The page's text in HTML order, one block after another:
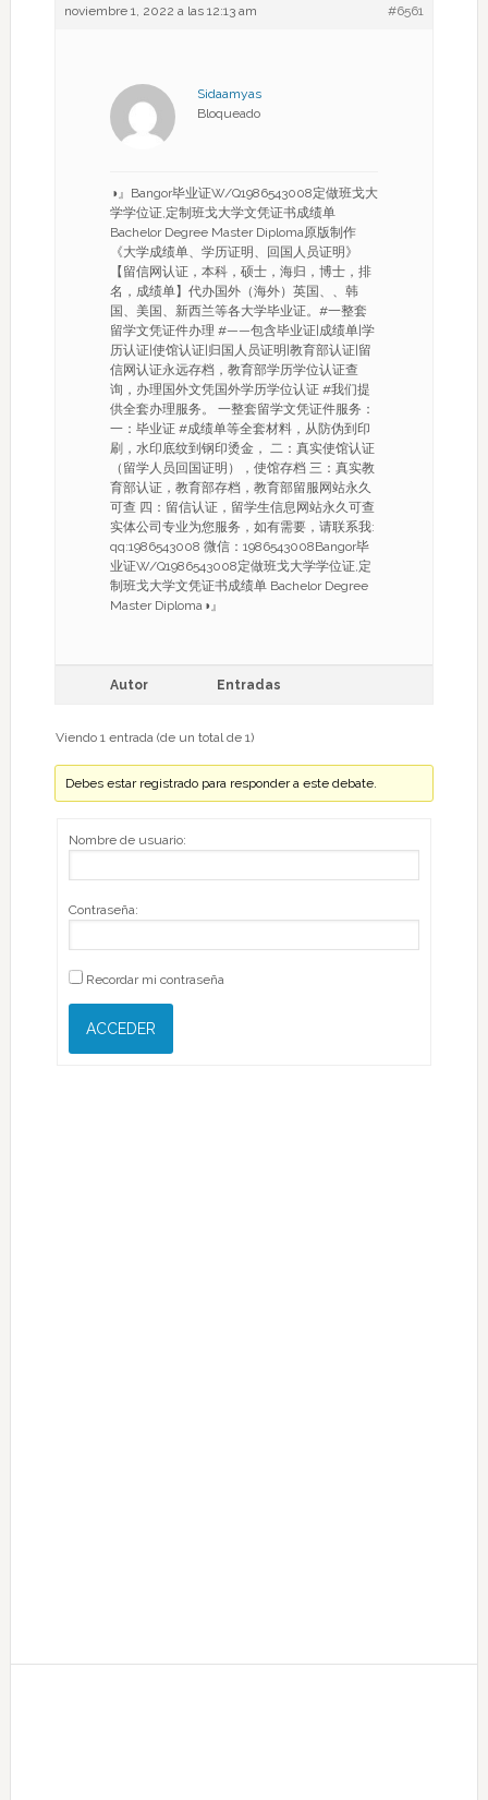
noviembre 1, 2022 a las 12:13 am #6561
Sidaamyas
Bloqueado
◑』Bangor毕业证W/Q1986543008定做班戈大
学学位证,定制班戈大学文凭证书成绩单
Bachelor Degree Master Diploma原版制作
《大学成绩单、学历证明、回国人员证明》
【留信网认证，本科，硕士，海归，博士，排
名，成绩单】代办国外（海外）英国、、韩
国、美国、新西兰等各大学毕业证。#一整套
留学文凭证件办理 #——包含毕业证|成绩单|学
历认证|使馆认证|归国人员证明|教育部认证|留
信网认证永远存档，教育部学历学位认证查
询，办理国外文凭国外学历学位认证 #我们提
供全套办理服务。 一整套留学文凭证件服务：
一：毕业证 #成绩单等全套材料，从防伪到印
刷，水印底纹到钢印烫金， 二：真实使馆认证
（留学人员回国证明），使馆存档 三：真实教
育部认证，教育部存档，教育部留服网站永久
可查 四：留信认证，留学生信息网站永久可查
实体公司专业为您服务，如有需要，请联系我:
qq:1986543008 微信：1986543008Bangor毕
业证W/Q1986543008定做班戈大学学位证,定
制班戈大学文凭证书成绩单 Bachelor Degree
Master Diploma◑』
Autor Entradas
Viendo 1 entrada (de un total de 1)
Debes estar registrado para responder a este debate.
Nombre de usuario:
Contraseña:
Recordar mi contraseña
ACCEDER